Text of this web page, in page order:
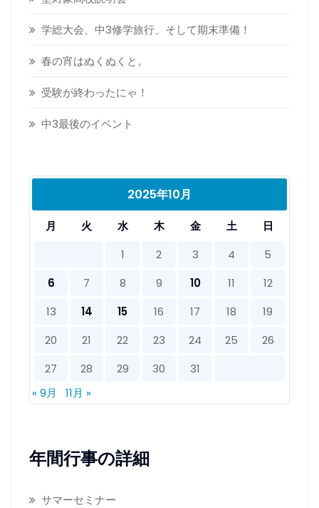
学総大会、中3修学旅行、そして期末準備！
春の宵はぬくぬくと。
受験が終わったにゃ！
中3最後のイベント
2025年10月
月 火 水 木 金 土
日
1
2 3 4
5
6
7 8 9 10 11
12
13
14 15 16 17 18
19
20
21 22 23 24 25
26
27
28 29 30
31
« 9月
11月 »
年間行事の詳細
サマーセミナー